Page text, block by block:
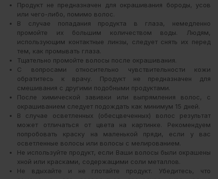
Продукт не предназначен для окрашивания бороды, усов
или чего-либо, помимо волос.
В случае попадания продукта в глаза, немедленно
промойте их большим количеством воды. Людям,
использующим контактные линзы, следует снять их перед
тем, как промывать глаза.
Тщательно промойте волосы после окрашивания.
С вопросами относительно чувствительности кожи
обратитесь к врачу. Продукт не предназначен для
смешивания с другими подобными продуктами.
После химической завивки или выпрямления волос, с
окрашиванием следует подождать как минимум 15 дней.
В случае осветленных (обесцвеченных) волос результат
может отличаться от цвета на картинке. Рекомендуем
попробовать краску на маленькой пряди, если у вас
осветленные волосы или волосы с мелированием.
Не используйте продукт, если Ваши волосы были окрашены
хной или красками, содержащими соли металлов.
Не вдыхайте и не глотайте продукт. Убедитесь, что